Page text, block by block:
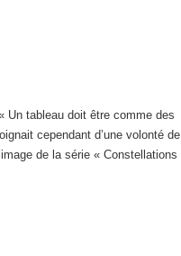
Un tableau doit être comme des
cependant d’une volonté de
de la série « Constellations